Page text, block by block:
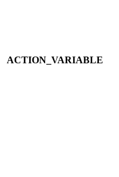
ACTION_VARIABLE